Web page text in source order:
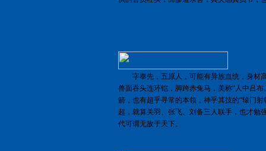
字奉先，五原人，可能有异族血统，身材
兽面吞头连环铠，脚跨赤兔马，美称“人中吕
箭，也有超乎寻常的本领，神乎其技的“辕门
超，就算关羽、张飞、刘备三人联手，也才勉
代可谓无敌于天下。